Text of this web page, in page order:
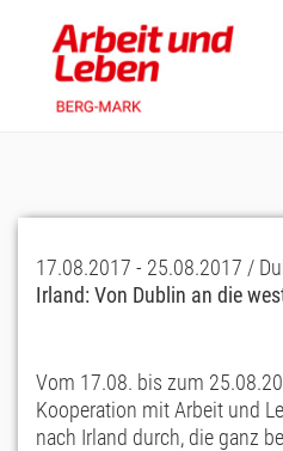
content
17.08.2017 - 25.08.2017 /
Irland: Von Dublin an die
Vom 17.08. bis zum
Kooperation mit Arbeit und
nach Irland durch, die ganz